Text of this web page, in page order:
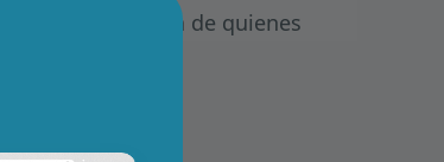
la experiencia de quienes